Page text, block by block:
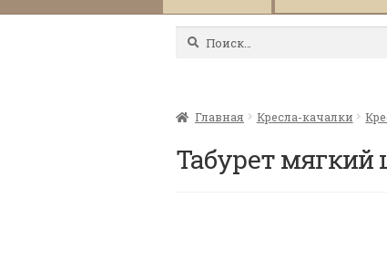
Найти:
Главная Кресла-качалки
Табурет мягкий